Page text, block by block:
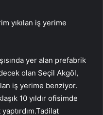
yıkılan iş yerime
yer alan prefabrik
olan Seçil Akgöl,
iş yerime benziyor.
10 yıldır ofisimde